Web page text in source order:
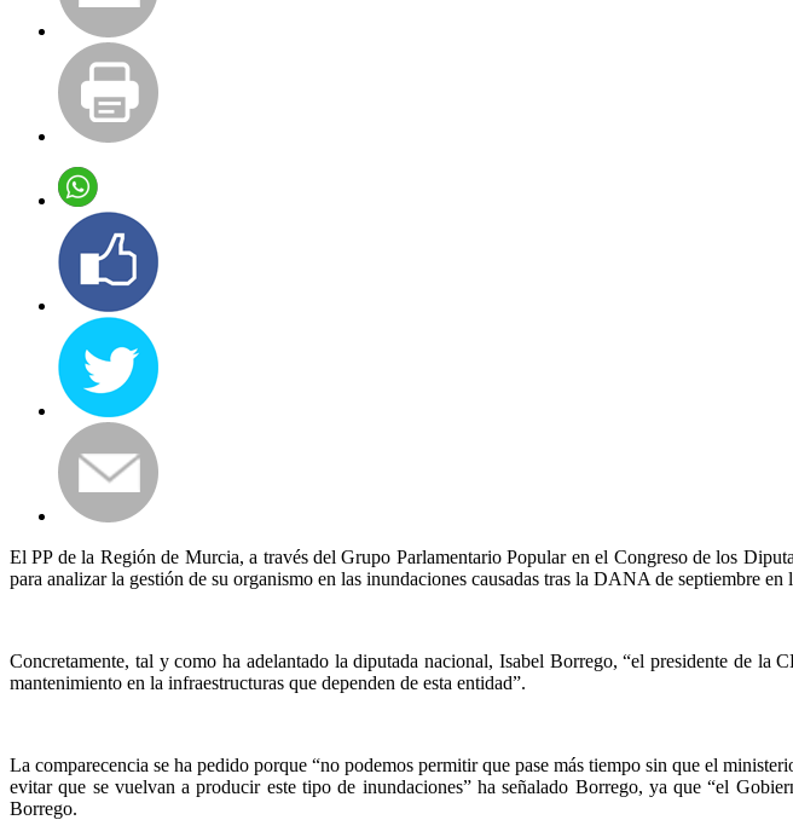
El PP de la Región de Murcia, a través del Grupo Parlamentario Popular en el Congreso de los
para analizar la gestión de su organismo en las inundaciones causadas tras la DANA de septiembre
Concretamente, tal y como ha adelantado la diputada nacional, Isabel Borrego, “el presidente de
mantenimiento en la infraestructuras que dependen de esta entidad”.
La comparecencia se ha pedido porque “no podemos permitir que pase más tiempo sin que el
evitar que se vuelvan a producir este tipo de inundaciones” ha señalado Borrego, ya que “el
Borrego.